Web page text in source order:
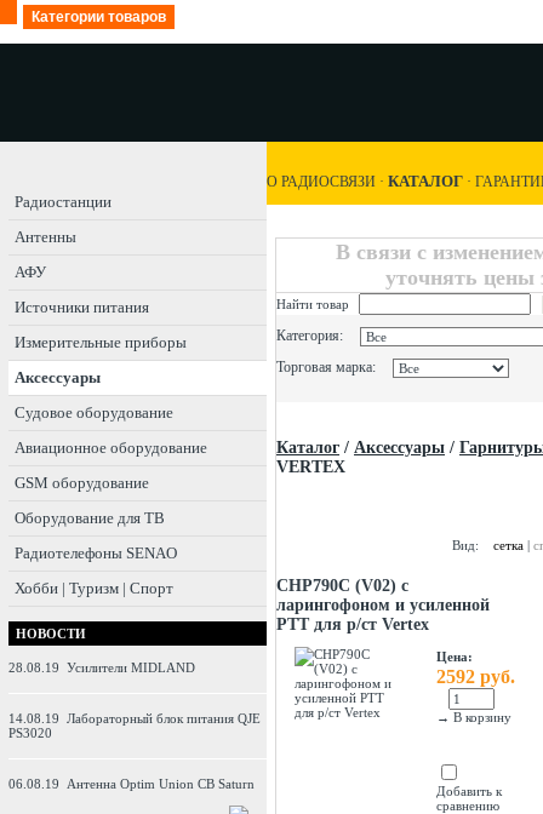
Категории товаров
Радиостанции
Антенны
АФУ
Источники питания
Измерительные приборы
Аксессуары
Судовое оборудование
Авиационное оборудование
GSM оборудование
Оборудование для ТВ
Радиотелефоны SENAO
Хобби | Туризм | Спорт
НОВОСТИ
28.08.19 Усилители MIDLAND
14.08.19 Лабораторный блок питания QJE
PS3020
06.08.19 Антенна Optim Union CB Saturn
О РАДИОСВЯЗИ · КАТАЛОГ ·
В связи с
уточнять цены
Найти товар
Категория:
Торговая марка:
Каталог / Аксессуары /
VERTEX
Вид: сетка |
CHP790С (V02) с
ларингофоном и усиленной
PTT для р/ст Vertex
Цена:
2592 руб.
→ В корзину
Добавить к
сравнению